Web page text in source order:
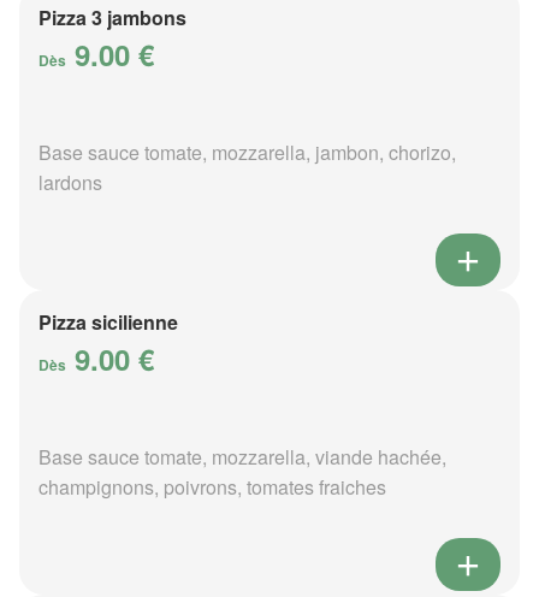
Pizza 3 jambons
Dès 9.00 €
Base sauce tomate, mozzarella, jambon, chorizo,
lardons
Pizza sicilienne
Dès 9.00 €
Base sauce tomate, mozzarella, viande hachée,
champignons, poivrons, tomates fraiches